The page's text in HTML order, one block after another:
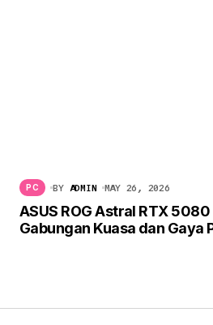
PC BY ADMIN MAY 26, 2026
ASUS ROG Astral RTX
Gabungan Kuasa dan Gaya